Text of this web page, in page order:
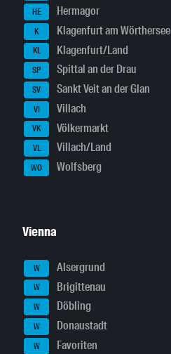
HE Hermagor
K Klagenfurt am Wörthersee
KL Klagenfurt/Land
SP Spittal an der Drau
SV Sankt Veit an der Glan
VI Villach
VK Völkermarkt
VL Villach/Land
WO Wolfsberg
Vienna
W Alsergrund
W Brigittenau
W Döbling
W Donaustadt
W Favoriten